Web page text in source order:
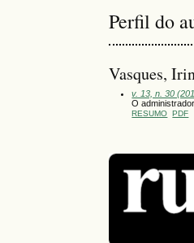
Perfil do
Vasques,
v. 13, n. 30
O
RESUMO PDF